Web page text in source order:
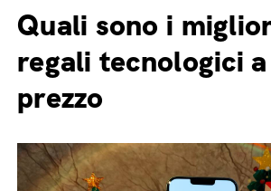
Quali sono i
regali tecnologici
prezzo